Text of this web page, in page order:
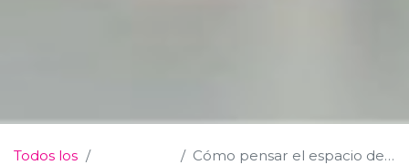
Todos los
Cómo pensar el espacio de estudio para tus hijos